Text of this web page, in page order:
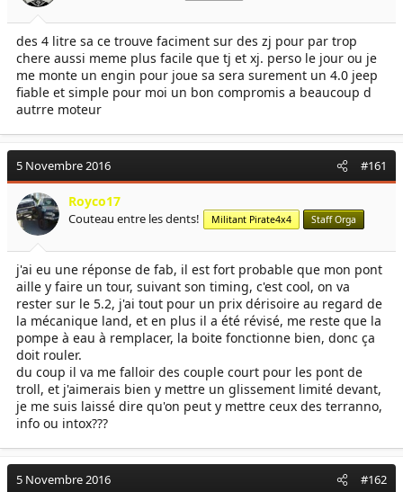
des 4 litre sa ce trouve faciment sur des zj pour par trop
chere aussi meme plus facile que tj et xj. perso le jour ou je
me monte un engin pour joue sa sera surement un 4.0 jeep
fiable et simple pour moi un bon compromis a beaucoup d
autrre moteur
5 Novembre 2016 #161
Royco17
Couteau entre les dents! Militant Pirate4x4 Staff Orga
j'ai eu une réponse de fab, il est fort probable que mon pont
aille y faire un tour, suivant son timing, c'est cool, on va
rester sur le 5.2, j'ai tout pour un prix dérisoire au regard de
la mécanique land, et en plus il a été révisé, me reste que la
pompe à eau à remplacer, la boite fonctionne bien, donc ça
doit rouler.
du coup il va me falloir des couple court pour les pont de
troll, et j'aimerais bien y mettre un glissement limité devant,
je me suis laissé dire qu'on peut y mettre ceux des terranno,
info ou intox???
5 Novembre 2016 #162